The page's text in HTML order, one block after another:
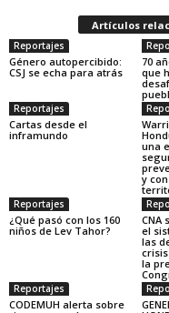
Artículos
Reportajes
Género autopercibido:
CSJ se echa para atrás
70
que
Reportajes
Cartas desde el
inframundo
una
y
Reportajes
¿Qué pasó con los 160
niños de Lev Tahor?
CNA
el
las
la
Reportajes
CODEMUH alerta sobre